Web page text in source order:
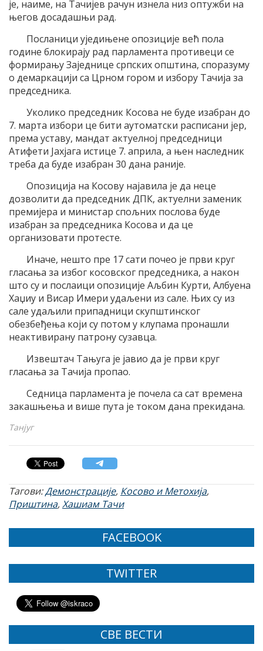
је, наиме, на Тачијев рачун изнела низ оптужби на
његов досадашњи рад.
Посланици уједињене опозиције већ пола
године блокирају рад парламента противеци се
формирању Заједнице српских општина, споразуму
о демаркацији са Црном гором и избору Тачија за
председника.
Уколико председник Косова не буде изабран до
7. марта избори це бити аутоматски расписани јер,
према уставу, мандат актуелној председници
Атифети Јахјага истице 7. априла, а њен наследник
треба да буде изабран 30 дана раније.
Опозиција на Косову најавила је да неце
дозволити да председник ДПК, актуелни заменик
премијера и министар спољних послова буде
изабран за председника Косова и да це
организовати протесте.
Иначе, нешто пре 17 сати почео је први круг
гласања за избог косовског председника, а након
што су и послаици опозиције Аљбин Курти, Албуена
Хаџиу и Висар Имери удаљени из сале. Њих су из
сале удаљили припадници скупштинског
обезбеђења који су потом у клупама пронашли
неактивирану патрону сузавца.
Извештач Тањуга је јавио да је први круг
гласања за Тачија пропао.
Седница парламента је почела са сат времена
закашњења и више пута је током дана прекидана.
Танјуг
Тагови:Демонстрације, Косово и Метохија,
Приштина,Хашиам Тачи
FACEBOOK
TWITTER
СВЕ ВЕСТИ